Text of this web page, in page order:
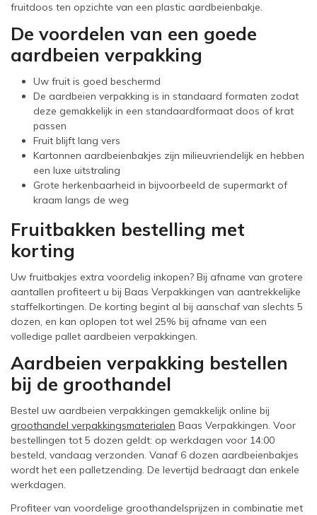
fruitdoos ten opzichte van een plastic aardbeienbakje.
De voordelen van een goede
aardbeien verpakking
Uw fruit is goed beschermd
De aardbeien verpakking is in standaard formaten zodat
deze gemakkelijk in een standaardformaat doos of krat
passen
Fruit blijft lang vers
Kartonnen aardbeienbakjes zijn milieuvriendelijk en hebben
een luxe uitstraling
Grote herkenbaarheid in bijvoorbeeld de supermarkt of
kraam langs de weg
Fruitbakken bestelling met
korting
Uw fruitbakjes extra voordelig inkopen? Bij afname van grotere
aantallen profiteert u bij Baas Verpakkingen van aantrekkelijke
staffelkortingen. De korting begint al bij aanschaf van slechts 5
dozen, en kan oplopen tot wel 25% bij afname van een
volledige pallet aardbeien verpakkingen.
Aardbeien verpakking bestellen
bij de groothandel
Bestel uw aardbeien verpakkingen gemakkelijk online bij
groothandel verpakkingsmaterialen Baas Verpakkingen. Voor
bestellingen tot 5 dozen geldt: op werkdagen voor 14:00
besteld, vandaag verzonden. Vanaf 6 dozen aardbeienbakjes
wordt het een palletzending. De levertijd bedraagt dan enkele
werkdagen.
Profiteer van voordelige groothandelsprijzen in combinatie met